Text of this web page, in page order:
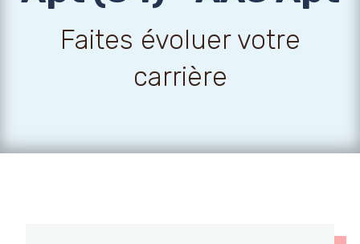
Faites évoluer votre
carrière